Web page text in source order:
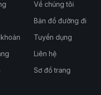
Về chúng tôi
Bản đồ đường đi
Tuyển dụng
Liên hệ
Sơ đồ trang